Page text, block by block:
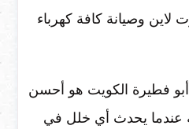
لاين وصيانة كافة كهرباء
فطيرة الكويت هو أحسن
عندما يحدث أي خلل في